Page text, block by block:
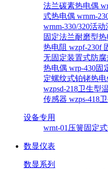
法兰碳素热电偶
式热电偶 wrnm-
wrnm-330/320活
固定法兰耐磨型热
热电阻 wzpf-230f
无固定装置式防腐
热电偶 wrp-430固
定螺纹式铂铑热电
wzpsd-218卫生型
传感器 wzps-418
设备专用
wrnt-01压簧固定
数显仪表
数显系列